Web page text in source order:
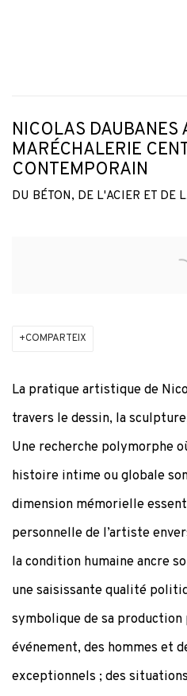
NICOLAS DAUBANES
MARÉCHALERIE
CONTEMPORAIN
DU BÉTON, DE L'ACIER ET DE
COMPARTEIX
La pratique artistique de
travers le dessin, la
Une recherche polymorphe
histoire intime ou globale
dimension mémorielle
personnelle de l’artiste
la condition humaine ancre
une saisissante qualité
symbolique de sa
événement, des hommes et
exceptionnels ; des